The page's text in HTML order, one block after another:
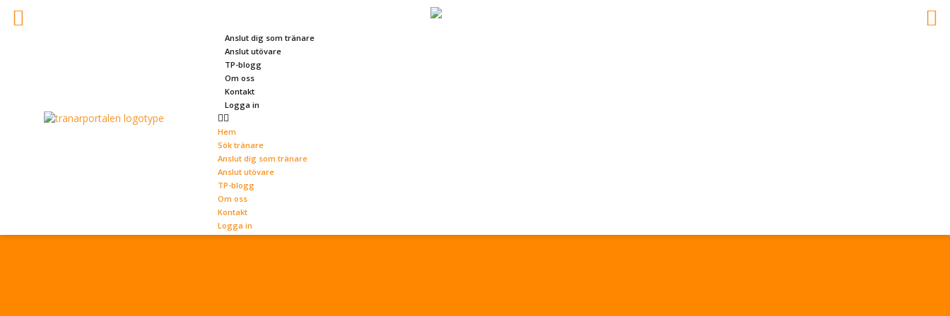
Anslut dig som tränare
Anslut utövare
TP-blogg
Om oss
Kontakt
Logga in
Hem
Sök tränare
Anslut dig som tränare
Anslut utövare
TP-blogg
Om oss
Kontakt
Logga in